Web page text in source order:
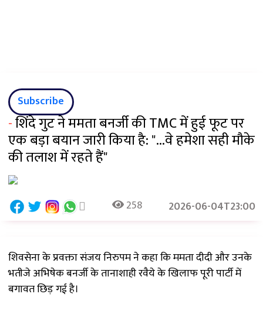
Subscribe
-शिंदे गुट ने ममता बनर्जी की TMC में हुई फूट पर
एक बड़ा बयान जारी किया है: "...वे हमेशा सही मौके
की तलाश में रहते हैं"
258 2026-06-04T23:00
शिवसेना के प्रवक्ता संजय निरुपम ने कहा कि ममता दीदी और उनके
भतीजे अभिषेक बनर्जी के तानाशाही रवैये के खिलाफ पूरी पार्टी में
बगावत छिड़ गई है।